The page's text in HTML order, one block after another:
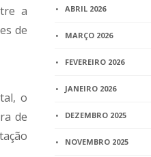
a
de
o
de
ABRIL 2026
MARÇO 2026
FEVEREIRO 2026
JANEIRO 2026
DEZEMBRO 2025
NOVEMBRO 2025